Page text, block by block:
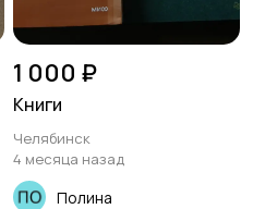
1 000 ₽
Книги
Челябинск
4 месяца назад
Полина